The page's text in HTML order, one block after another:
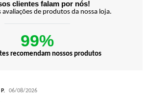
clientes falam por nós!
avaliações de produtos da nossa loja.
99%
recomendam nossos produtos
06/08/2026